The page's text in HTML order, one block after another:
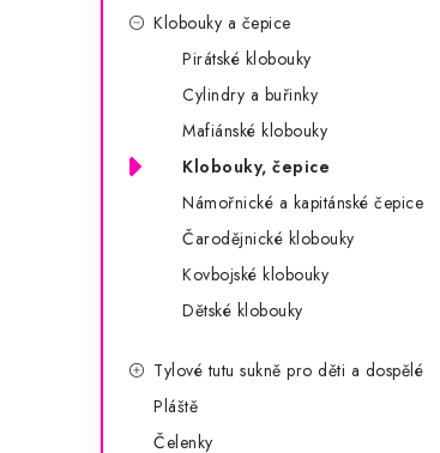
Klobouky a čepice
Pirátské klobouky
Cylindry a buřinky
Mafiánské klobouky
Klobouky, čepice
Námořnické a kapitánské čepice
Čarodějnické klobouky
Kovbojské klobouky
Dětské klobouky
Tylové tutu sukně pro děti a dospělé
Pláště
Čelenky